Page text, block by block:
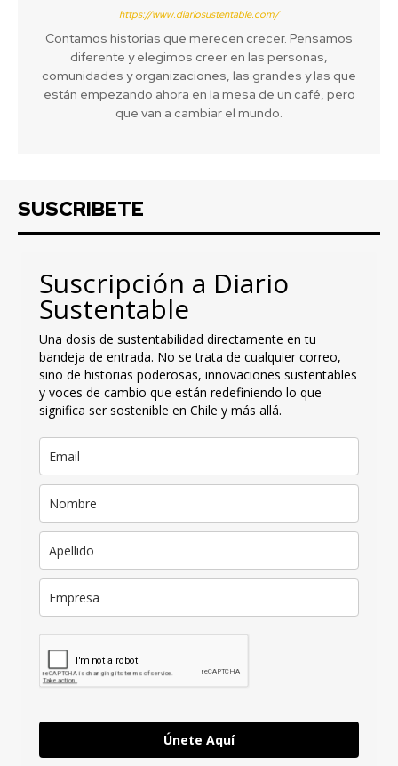
https://www.diariosustentable.com/
Contamos historias que merecen crecer. Pensamos
diferente y elegimos creer en las personas,
comunidades y organizaciones, las grandes y las que
están empezando ahora en la mesa de un café, pero
que van a cambiar el mundo.
SUSCRIBETE
Suscripción a Diario
Sustentable
Una dosis de sustentabilidad directamente en tu
bandeja de entrada. No se trata de cualquier correo,
sino de historias poderosas, innovaciones sustentables
y voces de cambio que están redefiniendo lo que
significa ser sostenible en Chile y más allá.
Únete Aquí